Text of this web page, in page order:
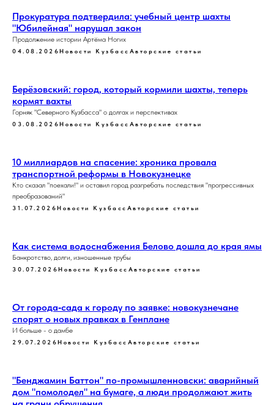
Прокуратура подтвердила: учебный центр шахты
"Юбилейная" нарушал закон
Продолжение истории Артёма Ногих
04.08.2026Новости Кузбасс Авторские статьи
Берёзовский: город, который кормили шахты, теперь
кормят вахты
Горняк "Северного Кузбасса" о долгах и перспективах
03.08.2026Новости Кузбасс Авторские статьи
10 миллиардов на спасение: хроника провала
транспортной реформы в Новокузнецке
Кто сказал "поехали!" и оставил город разгребать последствия "прогрессивных
преобразований"
31.07.2026Новости Кузбасс Авторские статьи
Как система водоснабжения Белово дошла до края ямы
Банкротство, долги, изношенные трубы
30.07.2026Новости Кузбасс Авторские статьи
От города‑сада к городу по заявке: новокузнечане
спорят о новых правках в Генплане
И больше - о дамбе
29.07.2026Новости Кузбасс Авторские статьи
"Бенджамин Баттон" по-промышленновски: аварийный
дом "помолодел" на бумаге, а люди продолжают жить